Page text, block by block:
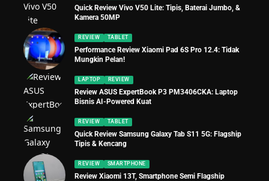
Quick Review Vivo V50 Lite: Tipis, Baterai Jumbo, &
Kamera 50MP
REVIEW TABLET
Performance Review Xiaomi Pad 6S Pro 12.4: Tidak
Mungkin Pelan!
LAPTOP REVIEW
Review ASUS ExpertBook P3 PM3406CKA: Laptop
Bisnis AI-Powered Kuat
REVIEW TABLET
Quick Review Samsung Galaxy Tab S11 5G: Flagship
Tipis & Kencang
REVIEW SMARTPHONE
Review Xiaomi 13T, Smartphone Semi Flagship